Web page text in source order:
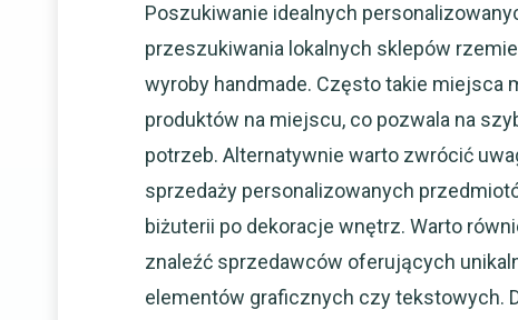
Poszukiwanie idealnych
przeszukiwania lokalnych sklepów
wyroby handmade. Często takie
produktów na miejscu, co pozwala na
potrzeb. Alternatywnie warto zwrócić
sprzedaży personalizowanych
biżuterii po dekoracje wnętrz. Warto
znaleźć sprzedawców oferujących
elementów graficznych czy tekstowych.